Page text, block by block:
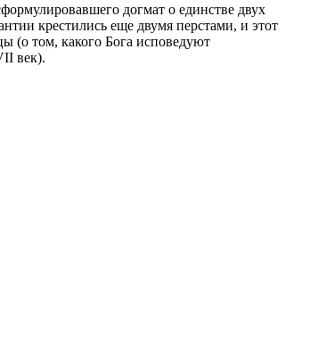
догмат о единстве двух
крестились еще двумя перстами, и этот
(о том, какого Бога исповедуют
век).